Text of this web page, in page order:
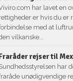
har lavet en
er hvis du er
med at
vilkanske...
Fraråder rejser til
har
unødigvendige